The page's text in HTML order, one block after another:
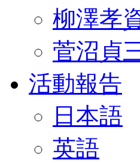
柳澤孝
菅沼貞
活動報告
日本語
英語